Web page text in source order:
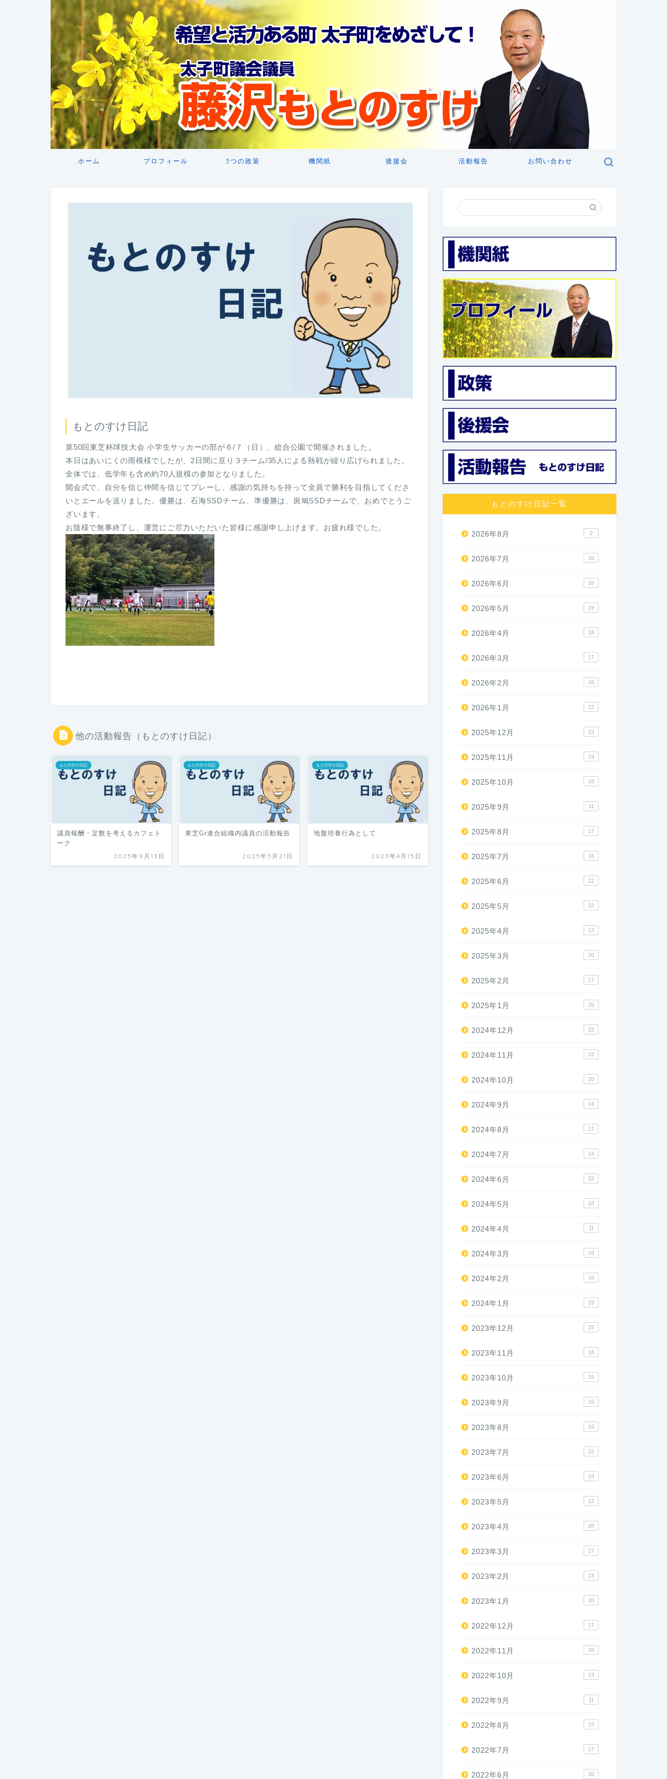
ホーム プロフィール 3つの政策 機関紙 後援会 活動報告 お問い合わせ
もとのすけ日記
第50回東芝杯球技大会 小学生サッカーの部が６/７（日）、総合公園で開催されました。
本日はあいにくの雨模様でしたが、2日間に亘り３チーム/35人による熱戦が繰り広げられました。
全体では、低学年も含め約70人規模の参加となりました。
開会式で、自分を信じ仲間を信じてプレーし、感謝の気持ちを持って全員で勝利を目指してくださ
いとエールを送りました。優勝は、石海SSDチーム、準優勝は、斑鳩SSDチームで、おめでとうご
ざいます。
お陰様で無事終了し、運営にご尽力いただいた皆様に感謝申し上げます。お疲れ様でした。
他の活動報告（もとのすけ日記）
もとのすけ日記
議員報酬・定数を考えるカフェト
ーク
2025年9月13日
もとのすけ日記
東芝Gr連合組織内議員の活動報告
2025年5月21日
もとのすけ日記
地盤培養行為として
2023年4月15日
もとのすけ日記一覧
2026年8月 2
2026年7月 16
2026年6月 16
2026年5月 19
2026年4月 18
2026年3月 17
2026年2月 16
2026年1月 22
2025年12月 23
2025年11月 19
2025年10月 18
2025年9月 11
2025年8月 17
2025年7月 16
2025年6月 22
2025年5月 22
2025年4月 13
2025年3月 20
2025年2月 17
2025年1月 25
2024年12月 22
2024年11月 22
2024年10月 20
2024年9月 14
2024年8月 17
2024年7月 14
2024年6月 22
2024年5月 18
2024年4月 11
2024年3月 18
2024年2月 16
2024年1月 23
2023年12月 15
2023年11月 18
2023年10月 15
2023年9月 15
2023年8月 16
2023年7月 22
2023年6月 18
2023年5月 12
2023年4月 28
2023年3月 27
2023年2月 23
2023年1月 20
2022年12月 17
2022年11月 26
2022年10月 13
2022年9月 11
2022年8月 15
2022年7月 17
2022年6月 20